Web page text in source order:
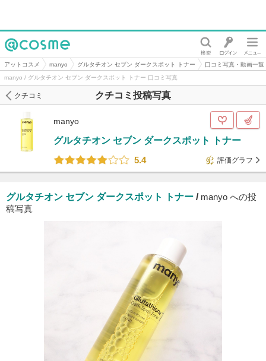
@cosme
アットコスメ manyo グルタチオン セブン ダークスポット トナー
口コミ写真・動画一覧
manyo / グルタチオン セブン ダークスポット トナー 口コミ写真
クチコミ投稿写真
クチコミ
manyo
グルタチオン セブン ダークスポット トナー
5.4
評価グラフ
グルタチオン セブン ダークスポット トナー / manyo への投
稿写真